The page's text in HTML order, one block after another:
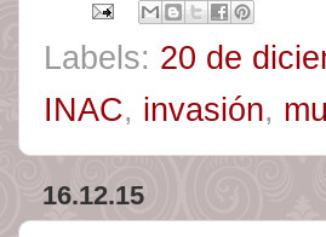
Labels: 20 de
INAC, invasión,
16.12.15